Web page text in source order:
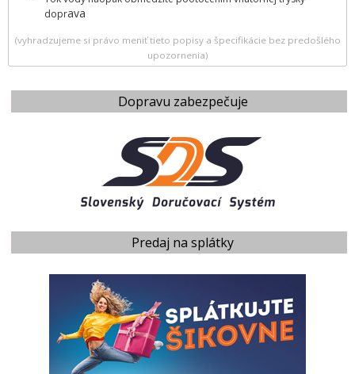
Dopravu zabezpečuje
Predaj na splátky
doprava
(vyhradzujeme si právo meniť tieto popisy a špecifikácie bez predošlého
upozornenia)